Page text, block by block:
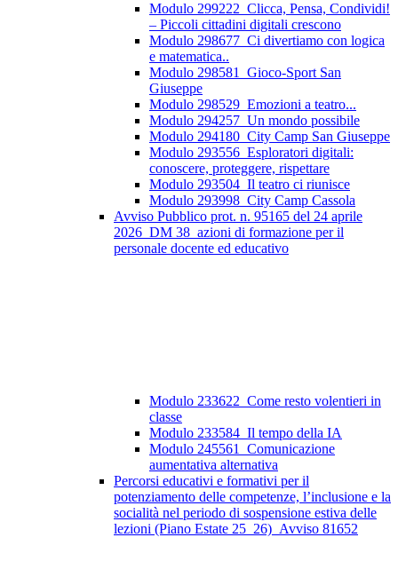
Modulo 299222_Clicca, Pensa, Condividi!
– Piccoli cittadini digitali crescono
Modulo 298677_Ci divertiamo con logica
e matematica..
Modulo 298581_Gioco-Sport San
Giuseppe
Modulo 298529_Emozioni a teatro...
Modulo 294257_Un mondo possibile
Modulo 294180_City Camp San Giuseppe
Modulo 293556_Esploratori digitali:
conoscere, proteggere, rispettare
Modulo 293504_Il teatro ci riunisce
Modulo 293998_City Camp Cassola
Avviso Pubblico prot. n. 95165 del 24 aprile
2026_DM 38_azioni di formazione per il
personale docente ed educativo
Modulo 233622_Come resto volentieri in
classe
Modulo 233584_Il tempo della IA
Modulo 245561_Comunicazione
aumentativa alternativa
Percorsi educativi e formativi per il
potenziamento delle competenze, l’inclusione e la
socialità nel periodo di sospensione estiva delle
lezioni (Piano Estate 25_26)_Avviso 81652